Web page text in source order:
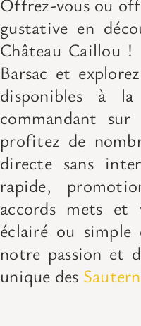
gustative en
Château Caillou
Barsac et
disponibles à
commandant
profitez de
directe sans
rapide,
accords mets et
éclairé ou simple
notre passion et
unique des